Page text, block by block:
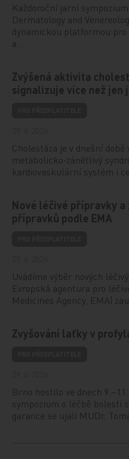
Každoroční jarní
Dermatology and
dynamickou platformou
a…
Zvýšená aktivita
signalizuje více než jen
Cholestáza je v dnešní
metabolicko‑zánětlivý
kardiovaskulární systém i
Nové léčivé přípravky
přípravků podle EMA
Uvádíme výběr nových
Evropská agentura pro
Medicines Agency, EMA)
Zvyšování laťky v
Brno hostilo ve dnech 9.–11.
sympozium o léčbě bolesti
garance se ujali MUDr.